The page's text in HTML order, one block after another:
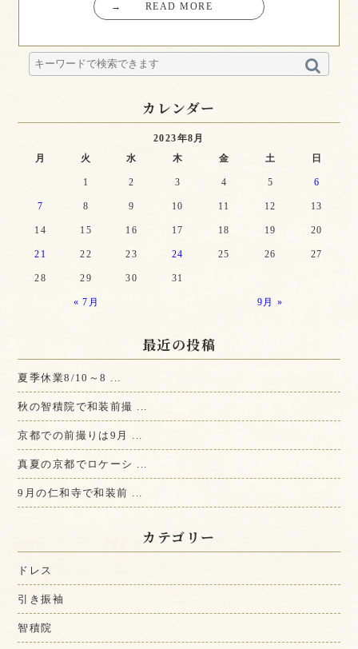
→ READ MORE
カレンダー
2023年8月
月
火 水 木 金 土 日
« 7月 9月 »
1 2 3 4 5 6
7 8 9 10 11 12 13
14 15 16 17 18 19 20
21 22 23 24 25 26 27
28 29 30 31
最近の投稿
夏季休業8/10～8 ...
秋の智積院で和装前撮 ...
京都での前撮りは9月 ...
真夏の京都でロケーシ ...
9月の仁和寺で和装前 ...
カテゴリー
ドレス
引き振袖
智積院